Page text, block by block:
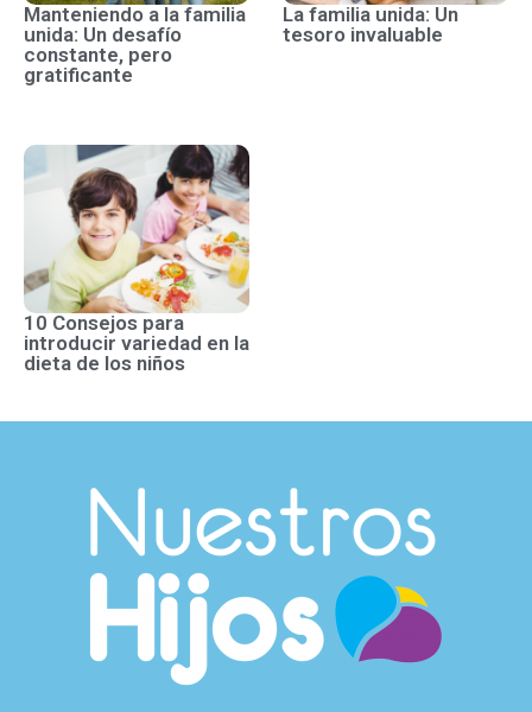
Manteniendo a la familia
unida: Un desafío
constante, pero
gratificante
La familia unida: Un
tesoro invaluable
10 Consejos para
introducir variedad en la
dieta de los niños